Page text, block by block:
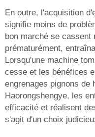
En outre, l'acquisition
signifie moins de
bon marché se cassent
prématurément,
Lorsqu'une machine
cesse et les bénéfices
engrenages pignons de
Haorongshengye, les
efficacité et réalisent
s'agit d'un choix